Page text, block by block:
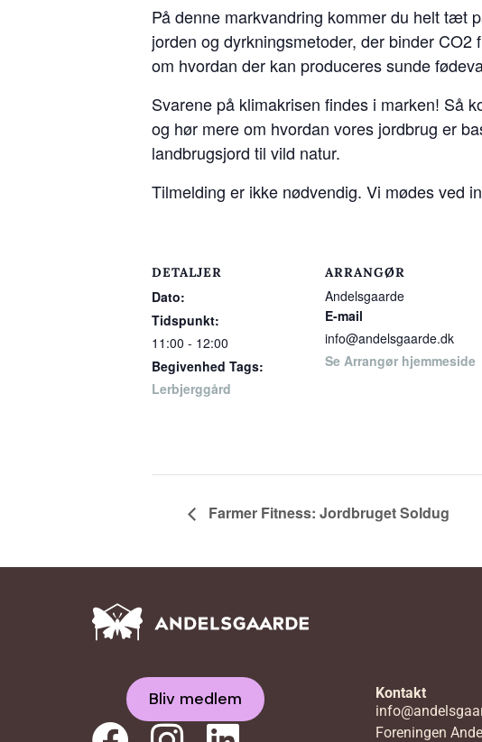
På denne markvandring kommer du helt tæt
jorden og dyrkningsmetoder, der binder
om hvordan der kan produceres sunde
Svarene på klimakrisen findes i marken! Så
og hør mere om hvordan vores jordbrug er
landbrugsjord til vild natur.
Tilmelding er ikke nødvendig. Vi mødes ved
DETALJER
Dato:
Tidspunkt:
11:00 - 12:00
Begivenhed Tags:
Lerbjerggård
ARRANGØR
Andelsgaarde
E-mail
info@andelsgaarde.dk
Se Arrangør hjemmeside
Farmer Fitness: Jordbruget Soldug
Bliv medlem
Kontakt
Foreningen